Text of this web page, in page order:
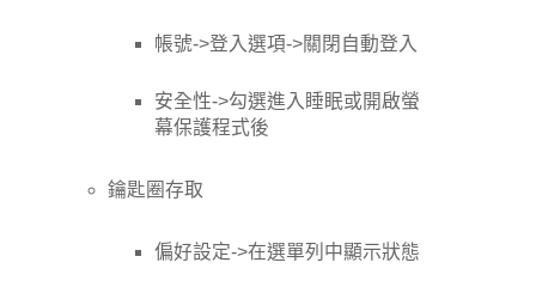
帳號->登入選項->關閉自動登入
安全性->勾選進入睡眠或開啟螢
幕保護程式後
鑰匙圈存取
偏好設定->在選單列中顯示狀態